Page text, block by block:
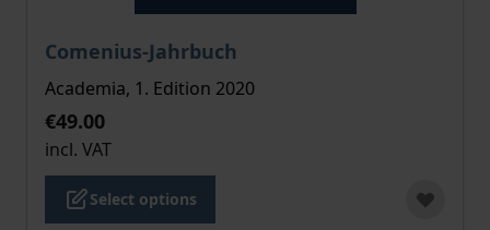
Comenius-Jahrbuch
The price depends on the options chosen on the
Academia, 1. Edition 2020
€49.00
incl. VAT
Select options